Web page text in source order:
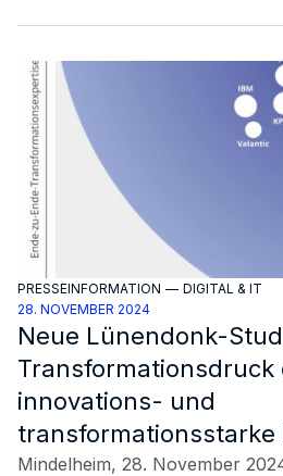
PRESSEINFORMATION — DIGITAL & IT
28. NOVEMBER 2024
Neue Lünendonk-
innovations- und
transformationsstarke
Mindelheim, 28. November